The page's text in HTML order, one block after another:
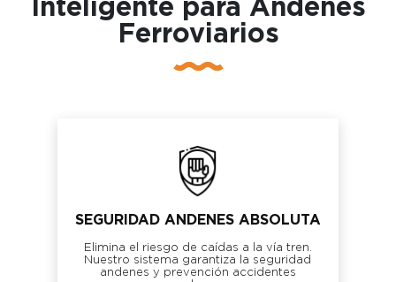
Inteligente para Andenes
Ferroviarios
SEGURIDAD ANDENES ABSOLUTA
Elimina el riesgo de caídas a la vía tren.
Nuestro sistema garantiza la seguridad
andenes y prevención accidentes